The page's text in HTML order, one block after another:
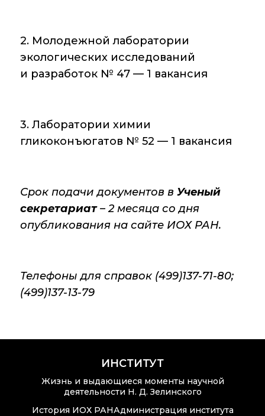
Награды
сотрудников ИОХ
Конференции
Журналы
проекты России
Разработки
направлениям НТР
Набор студентов
2. Молодежной лаборатории
экологических исследований
и разработок № 47 — 1 вакансия
3. Лаборатории химии
гликоконъюгатов № 52 — 1 вакансия
Срок подачи документов в Ученый
секретариат– 2 месяца со дня
опубликования на сайте ИОХ РАН.
Телефоны для справок (499)137-71-80;
(499)137-13-79
ИНСТИТУТ
Жизнь и выдающиеся моменты научной
деятельности Н. Д. Зелинского
История ИОХ РАНАдминистрация института